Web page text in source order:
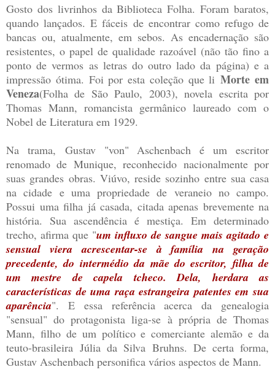
Gosto dos livrinhos da Biblioteca Folha. Foram baratos,
quando lançados. E fáceis de encontrar como refugo de
bancas ou, atualmente, em sebos. As encadernação são
resistentes, o papel de qualidade razoável (não tão fino a
ponto de vermos as letras do outro lado da página) e a
impressão ótima. Foi por esta coleção que liMorte em
Veneza(Folha de São Paulo, 2003), novela escrita por
Thomas Mann, romancista germânico laureado com o
Nobel de Literatura em 1929.
Na trama, Gustav "von" Aschenbach é um escritor
renomado de Munique, reconhecido nacionalmente por
suas grandes obras. Viúvo, reside sozinho entre sua casa
na cidade e uma propriedade de veraneio no campo.
Possui uma filha já casada, citada apenas brevemente na
história. Sua ascendência é mestiça. Em determinado
trecho, afirma que "um influxo de sangue mais agitado e
sensual viera acrescentar-se à família na geração
precedente, do intermédio da mãe do escritor, filha de
um mestre de capela tcheco. Dela, herdara as
características de uma raça estrangeira patentes em sua
aparência". E essa referência acerca da genealogia
"sensual" do protagonista liga-se à própria de Thomas
Mann, filho de um político e comerciante alemão e da
teuto-brasileira Júlia da Silva Bruhns. De certa forma,
Gustav Aschenbach personifica vários aspectos de Mann.